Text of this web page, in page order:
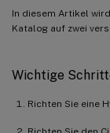
In diesem Artikel
Katalog auf zwei
Wichtige
Richten Sie eine